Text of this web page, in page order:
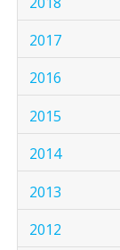
2017
2016
2015
2014
2013
2012